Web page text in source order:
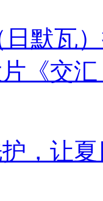
日默瓦
《交
，让